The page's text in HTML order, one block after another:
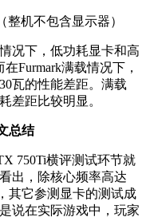
整机不包含显示器）
况下，低功耗显卡和高
Furmark满载情况下，
瓦的性能差距。满载
差距比较明显。
总结
750Ti横评测试环节就
出，除核心频率高达
其它参测显卡的测试成
说在实际游戏中，玩家